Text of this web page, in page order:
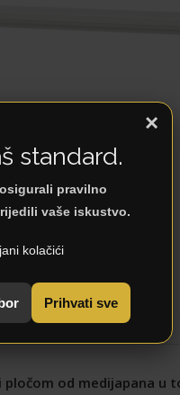
pločom od medijapana
×
standard.
pravilno
vaše iskustvo.
kolačići
Prihvati sve